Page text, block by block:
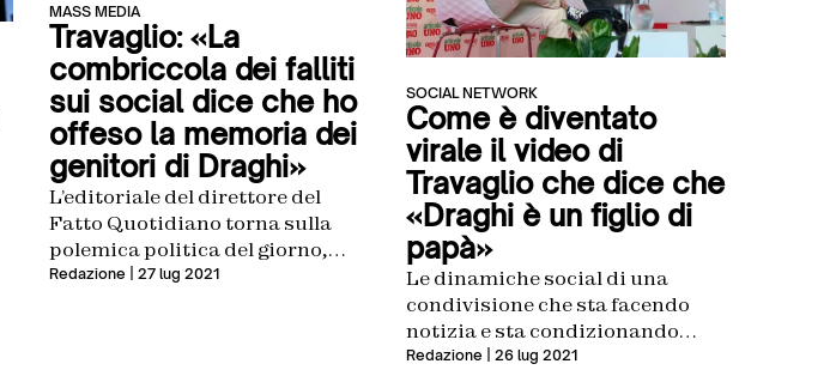
MASS MEDIA
Travaglio: «La
combriccola dei falliti
sui social dice che ho
offeso la memoria dei
genitori di Draghi»
L’editoriale del direttore del
Fatto Quotidiano torna sulla
polemica politica del giorno,
dopo il suo intervento alla festa
Redazione | 27 lug 2021
SOCIAL NETWORK
Come è diventato
virale il video di
Travaglio che dice che
«Draghi è un figlio di
papà»
Le dinamiche social di una
condivisione che sta facendo
notizia e sta condizionando
l’agenda politica giornaliera
Redazione | 26 lug 2021